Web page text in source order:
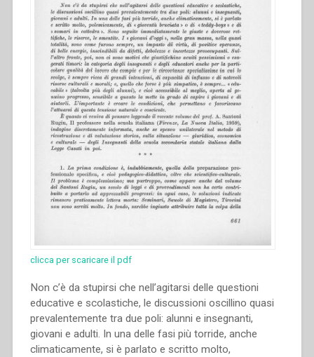
clicca per scaricare il pdf
Non c’è da stupirsi che nell’agitarsi delle questioni
educative e scolastiche, le discussioni oscillino quasi
prevalentemente tra due poli: alunni e insegnanti,
giovani e adulti. In una delle fasi più torride, anche
climaticamente, si è parlato e scritto molto,